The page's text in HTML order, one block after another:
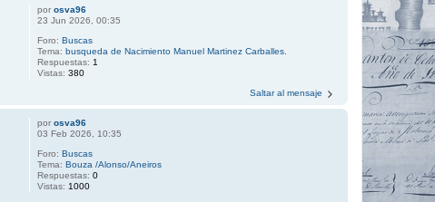
porosva96
23 Jun 2026, 00:35
Foro:Buscas
Tema:busqueda de Nacimiento Manuel Martinez Carballes.
Respuestas: 1
Vistas:380
Saltar al mensaje
porosva96
03 Feb 2026, 10:35
Foro:Buscas
Tema:Bouza /Alonso/Aneiros
Respuestas:0
Vistas: 1000